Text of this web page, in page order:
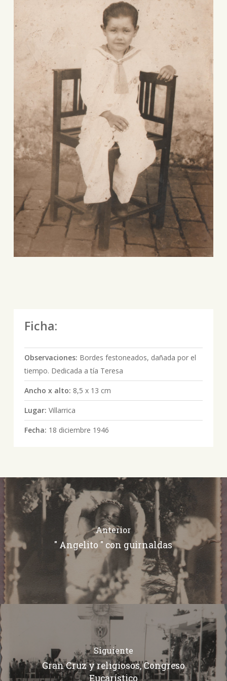
Ficha:
Observaciones: Bordes festoneados, dañada por el
tiempo. Dedicada a tía Teresa
Ancho x alto: 8,5 x 13 cm
Lugar: Villarrica
Fecha: 18 diciembre 1946
Anterior
" Angelito " con guirnaldas
Siguiente
Gran Cruz y religiosos, Congreso
Eucarístico